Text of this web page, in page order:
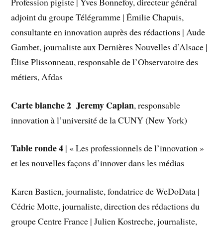
adjoint du groupe Télégramme | Émilie Chapuis,
consultante en innovation auprès des rédactions | Aude
Gambet, journaliste aux Dernières Nouvelles d’Alsace |
Élise Plissonneau, responsable de l’Observatoire des
métiers, Afdas
Carte blanche 2 Jeremy Caplan, responsable
innovation à l’université de la CUNY (New York)
Table ronde 4 | « Les professionnels de l’innovation »
et les nouvelles façons d’innover dans les médias
Karen Bastien, journaliste, fondatrice de WeDoData |
Cédric Motte, journaliste, direction des rédactions du
groupe Centre France | Julien Kostreche, journaliste,